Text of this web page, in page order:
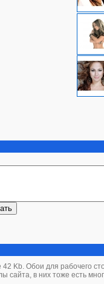
Kb. Обои для рабочего
сайта, в них тоже есть